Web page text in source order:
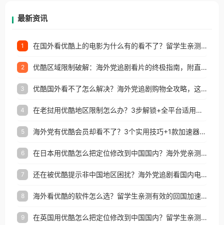
最新资讯
1 在国外看优酷上的电影为什么有的看不了？留学生亲测有效的回国加速方案
2 优酷区域限制破解：海外党追剧看片的终极指南，附直播欧冠+1905电影网解决方案
3 优酷国外看不了怎么解决？海外党追剧购物全攻略，这招亲测有效！
4 在老挝用优酷地区限制怎么办？3步解锁+全平台适用的回国加速器指南
5 海外党有优酷会员却看不了？3个实用技巧+1款加速器解决追剧&金融APP难题
6 在日本用优酷怎么把定位修改到中国国内？海外党亲测有效的回国加速指南
7 还在被优酷提示非中国地区困扰？海外党追剧看国内电影的正确打开方式
8 海外看优酷的软件怎么选？留学生亲测有效的回国加速方案
9 在英国用优酷怎么把定位修改到中国国内？留学生亲测有效的回国加速方案